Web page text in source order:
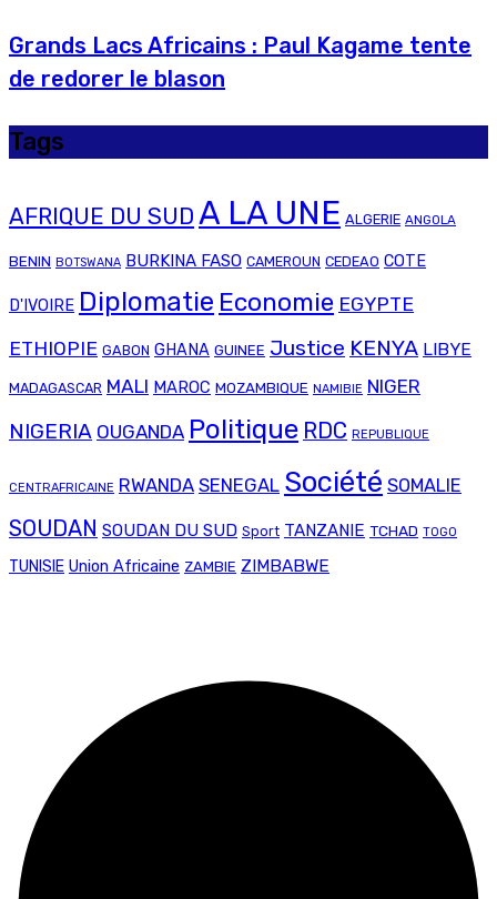
Grands Lacs Africains : Paul Kagame tente
de redorer le blason
Tags
AFRIQUE DU SUD A LA UNE ALGERIE ANGOLA
BENIN BOTSWANA BURKINA FASO CAMEROUN CEDEAO COTE
D'IVOIRE Diplomatie Economie EGYPTE
ETHIOPIE GABON GHANA GUINEE Justice KENYA LIBYE
MADAGASCAR MALI MAROC MOZAMBIQUE NAMIBIE NIGER
NIGERIA OUGANDA Politique RDC REPUBLIQUE
CENTRAFRICAINE RWANDA SENEGAL Société SOMALIE
SOUDAN SOUDAN DU SUD Sport TANZANIE TCHAD TOGO
TUNISIE Union Africaine ZAMBIE ZIMBABWE